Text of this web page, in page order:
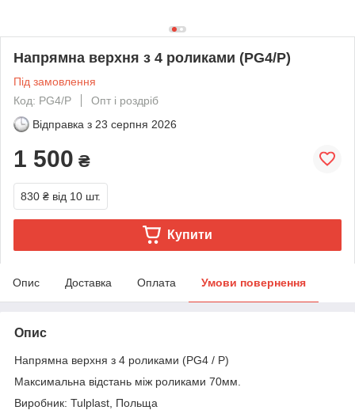
Напрямна верхня з 4 роликами (PG4/P)
Під замовлення
Код: PG4/P
Опт і роздріб
Відправка з 23 серпня 2026
1 500 ₴
830 ₴ від 10 шт.
Купити
Опис Доставка Оплата Умови повернення
Опис
Напрямна верхня з 4 роликами (PG4 / P)
Максимальна відстань між роликами 70мм.
Виробник: Tulplast, Польща